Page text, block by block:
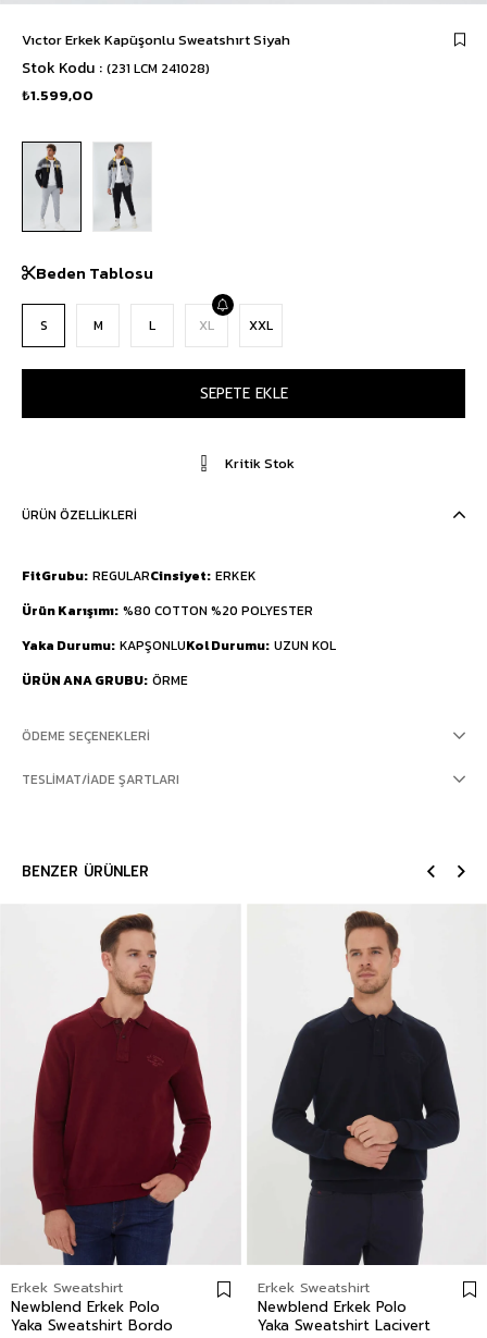
Vıctor Erkek Kapüşonlu Sweatshırt Siyah
Stok Kodu (231 LCM 241028)
₺1.599,00
Beden Tablosu
S M L XL XXL
Kritik Stok
ÜRÜN ÖZELLIKLERI
FitGrubu REGULARCinsiyet ERKEK
Ürün Karışımı %80 COTTON %20 POLYESTER
Yaka Durumu KAPŞONLUKol Durumu UZUN KOL
ÜRÜN ANA GRUBU ÖRME
ÖDEME SEÇENEKLERI
TESLIMAT/İADE ŞARTLARI
BENZER ÜRÜNLER
Erkek Sweatshirt
Newblend Erkek Polo
Yaka Sweatshirt Bordo
Erkek Sweatshirt
Newblend Erkek Polo
Yaka Sweatshirt Lacivert